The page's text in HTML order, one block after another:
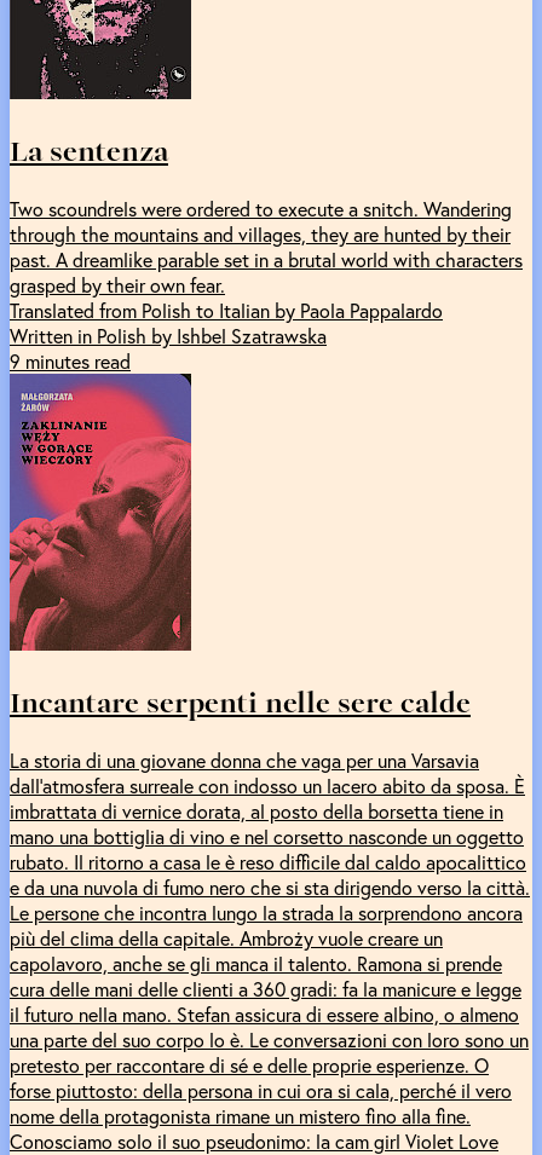
La sentenza
Two scoundrels were ordered to execute a snitch. Wandering
through the mountains and villages, they are hunted by their
past. A dreamlike parable set in a brutal world with characters
grasped by their own fear.
Translated from Polish to Italian by Paola Pappalardo
Written in Polish by Ishbel Szatrawska
9 minutes read
Incantare serpenti nelle sere calde
La storia di una giovane donna che vaga per una Varsavia
dall'atmosfera surreale con indosso un lacero abito da sposa. È
imbrattata di vernice dorata, al posto della borsetta tiene in
mano una bottiglia di vino e nel corsetto nasconde un oggetto
rubato. Il ritorno a casa le è reso difficile dal caldo apocalittico
e da una nuvola di fumo nero che si sta dirigendo verso la città.
Le persone che incontra lungo la strada la sorprendono ancora
più del clima della capitale. Ambroży vuole creare un
capolavoro, anche se gli manca il talento. Ramona si prende
cura delle mani delle clienti a 360 gradi: fa la manicure e legge
il futuro nella mano. Stefan assicura di essere albino, o almeno
una parte del suo corpo lo è. Le conversazioni con loro sono un
pretesto per raccontare di sé e delle proprie esperienze. O
forse piuttosto: della persona in cui ora si cala, perché il vero
nome della protagonista rimane un mistero fino alla fine.
Conosciamo solo il suo pseudonimo: la cam girl Violet Love